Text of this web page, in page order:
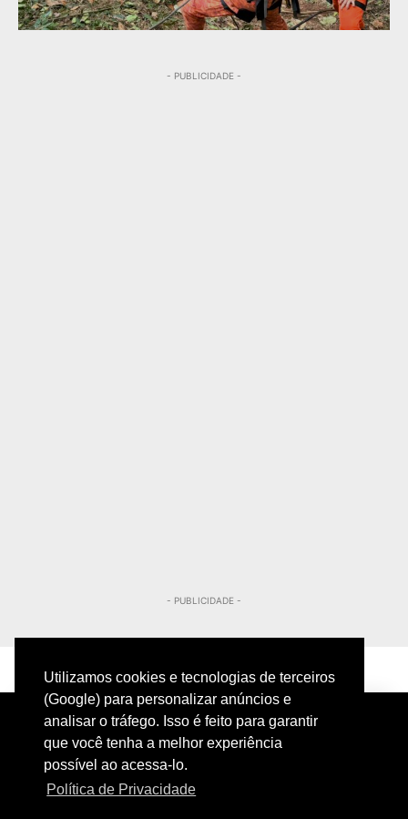
Utilizamos cookies e tecnologias de terceiros
(Google) para personalizar anúncios e
analisar o tráfego. Isso é feito para garantir
que você tenha a melhor experiência
possível ao acessa-lo.
Política de Privacidade
- PUBLICIDADE -
- PUBLICIDADE -